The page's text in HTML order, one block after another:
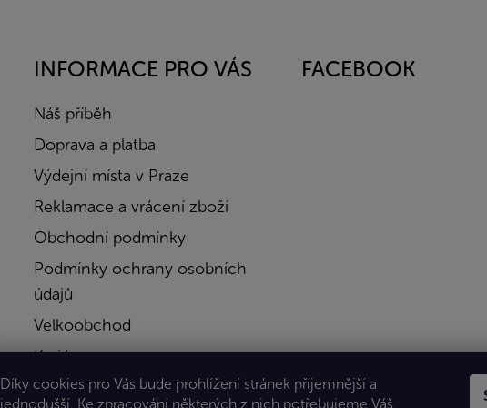
Díky cookies pro Vás bude prohlížení stránek příjemnější a
jednodušší. Ke zpracování některých z nich potřebujeme Váš
INFORMACE PRO VÁS
Náš příběh
Doprava a platba
Výdejní místa v Praze
Reklamace a vrácení zboží
Obchodní podmínky
Podmínky ochrany osobních
údajů
Velkoobchod
Kariéra
Kontakty
FACEBOOK